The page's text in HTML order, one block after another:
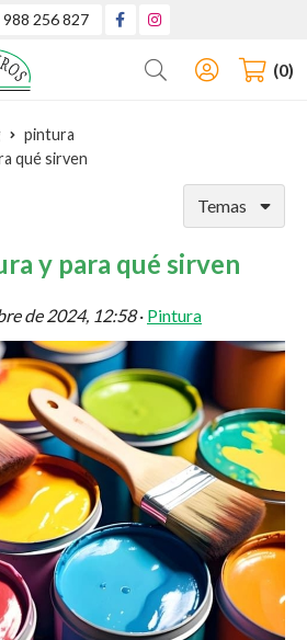
988 256 827
Buscar 0
pintura
qué sirven
Temas
y para qué sirven
de 2024, 12:58· Pintura